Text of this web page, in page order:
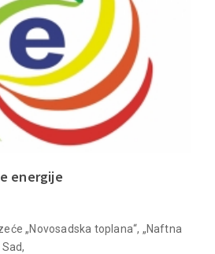
energije
„Novosadska toplana“, „Naftna